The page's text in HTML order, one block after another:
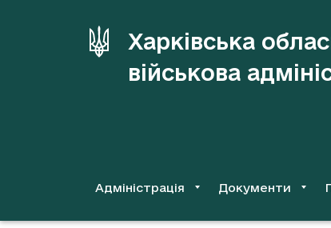
Харківська
військова
Адміністрація Документи